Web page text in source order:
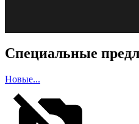
Специальные
Новые...